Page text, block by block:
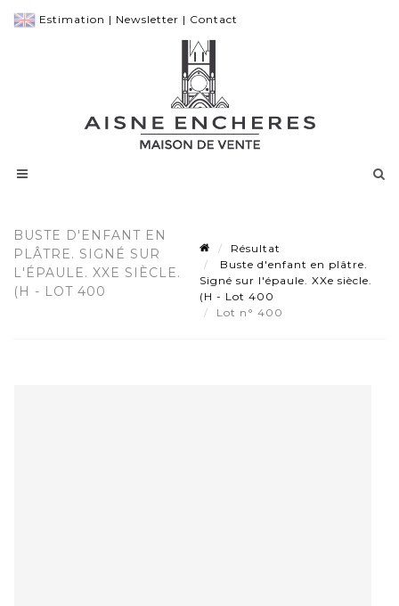
Estimation | Newsletter | Contact
BUSTE D'ENFANT EN
PLÂTRE. SIGNÉ SUR
L'ÉPAULE. XXE SIÈCLE.
(H - LOT 400
Résultat
Buste d'enfant en plâtre.
Signé sur l'épaule. XXe siècle.
(H - Lot 400
Lot n° 400